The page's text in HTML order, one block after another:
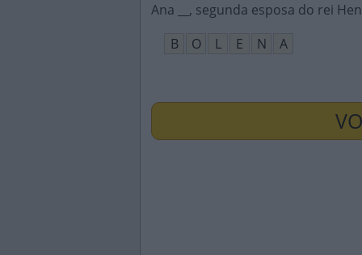
Ana __, segunda esposa do rei
B
O L E N A